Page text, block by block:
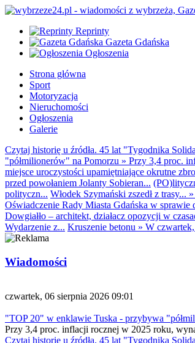
Reprinty
Gazeta Gdańska
Ogłoszenia
Strona główna
Sport
Motoryzacja
Nieruchomości
Ogłoszenia
Galerie
Czytaj historię u źródła. 45 lat "Tygodnika
"półmilionerów" na Pomorzu » Przy 3,4 proc.
miejsce uroczystości upamiętniające okrutne
przed powołaniem Jolanty Sobieran...
polityczn... Włodek Szymański zszedł z trasy... »
Oświadczenie Rady Miasta Gdańska w sprawie
Dowgiałło – architekt, działacz opozycji w
Wydarzenie z... Kruszenie betonu » W
Wiadomości
czwartek, 06 sierpnia 2026 09:01
"TOP 20" w enklawie Tuska - przybywa
Przy 3,4 proc. inflacji rocznej w 2025 roku,
Czytaj historię u źródła. 45 lat "Tygodnika